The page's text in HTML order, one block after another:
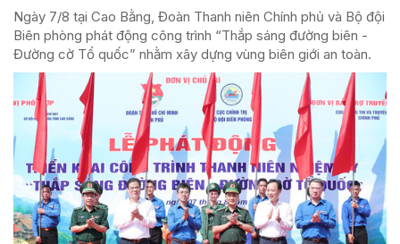
Ngày 7/8 tại Cao Bằng, Đoàn Thanh niên Chính phủ và Bộ đội
Biên phòng phát động công trình “Thắp sáng đường biên -
Đường cờ Tổ quốc” nhằm xây dựng vùng biên giới an toàn.